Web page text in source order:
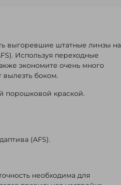
выгоревшие штатные линзы на
Используя переходные
экономите очень много
боком.
порошковой краской.
(AFS).
необходима для